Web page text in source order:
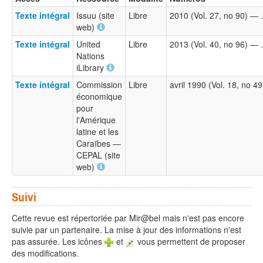
Texte intégral
Issuu (site
web)
Libre 2010 (Vol. 27, no 90)
Texte intégral
United
Nations
iLibrary
Libre 2013 (Vol. 40, no 96)
Texte intégral Commission
économique
pour
l'Amérique
latine et les
Caraïbes —
CEPAL (site
web)
Libre avril 1990 (Vol. 18, no
Suivi
Cette revue est répertoriée par Mir@bel mais n'est pas encore
suivie par un partenaire. La mise à jour des informations n'est
pas assurée. Les icônes
et
vous permettent de proposer
des modifications.